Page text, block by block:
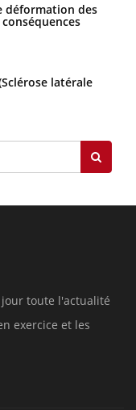
déformation des
latérale
jour toute l'actualité
exercice et les